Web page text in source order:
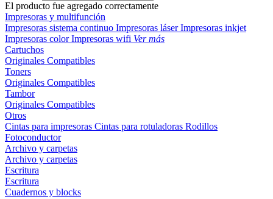
El producto fue agregado correctamente
Impresoras y multifunción
Impresoras sistema continuo Impresoras láserImpresoras inkjet
Impresoras colorImpresoras wifi Ver más
Cartuchos
Originales Compatibles
Toners
Originales Compatibles
Tambor
Originales Compatibles
Otros
Cintas para impresoras Cintas para rotuladoras Rodillos
Fotoconductor
Archivo y carpetas
Archivo y carpetas
Escritura
Escritura
Cuadernos y blocks